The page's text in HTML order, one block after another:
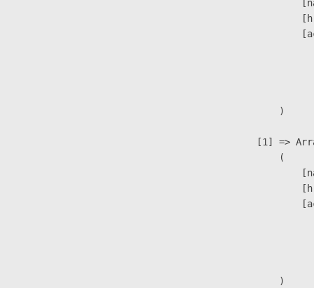
                        )
[1] =>
                        (
                        )